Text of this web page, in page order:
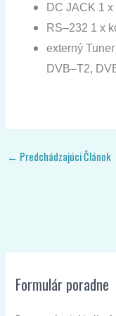
DC JACK 1 x
RS–232 1 x
externý Tuner
DVB–T2,
← Predchádzajúci Článok
Formulár poradne